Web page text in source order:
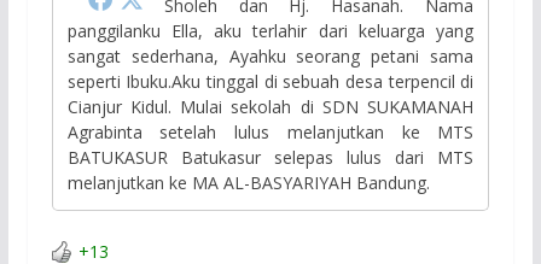
Sholeh dan Hj. Hasanah. Nama
panggilanku Ella, aku terlahir dari keluarga yang
sangat sederhana, Ayahku seorang petani sama
seperti Ibuku.Aku tinggal di sebuah desa terpencil di
Cianjur Kidul. Mulai sekolah di SDN SUKAMANAH
Agrabinta setelah lulus melanjutkan ke MTS
BATUKASUR Batukasur selepas lulus dari MTS
melanjutkan ke MA AL-BASYARIYAH Bandung.
+13